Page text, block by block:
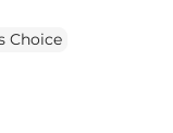
Choice